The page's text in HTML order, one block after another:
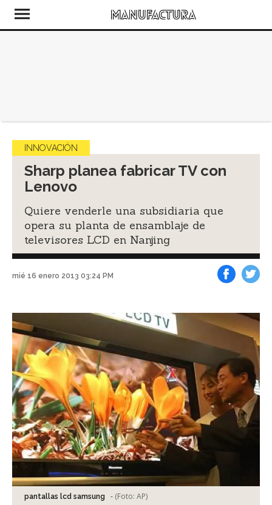
INNOVACIÓN
Sharp planea fabricar TV con
Lenovo
Quiere venderle una subsidiaria que
opera su planta de ensamblaje de
televisores LCD en Nanjing
mié 16 enero 2013 03:24 PM
pantallas lcd samsung - (Foto: AP)